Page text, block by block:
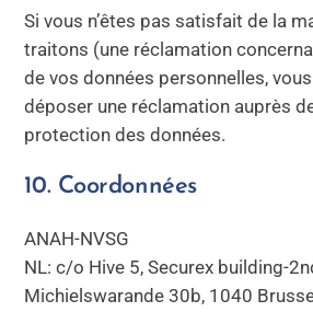
Si vous n’êtes pas satisfait de la
traitons (une réclamation
de vos données personnelles,
déposer une réclamation auprès
protection des données.
10. Coordonnées
ANAH-NVSG
NL: c/o Hive 5, Securex building-
Michielswarande 30b, 1040